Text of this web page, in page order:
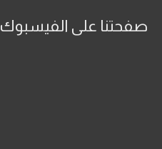
صفحتنا على الفيسبوك